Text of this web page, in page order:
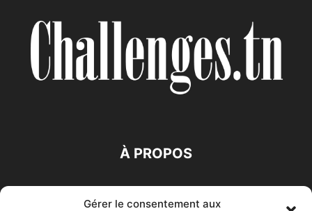
Gérer le consentement aux
À PROPOS